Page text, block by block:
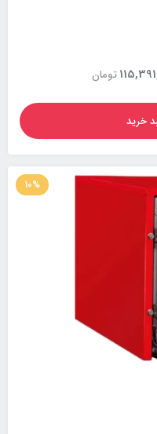
تومان
خرید
10%